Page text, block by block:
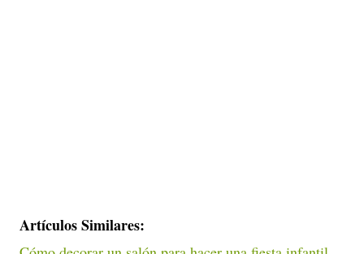
Artículos Similares: